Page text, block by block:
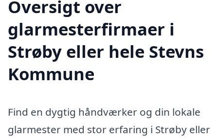
Oversigt over
glarmesterfirmaer i
Strøby eller hele Stevns
Kommune
Find en dygtig håndværker og din lokale
glarmester med stor erfaring i Strøby eller